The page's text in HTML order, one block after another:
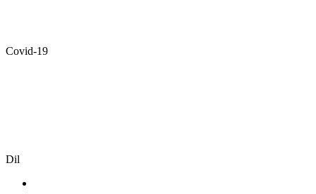
Covid-19
Dil